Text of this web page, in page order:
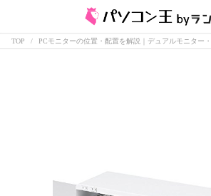
TOP PCモニターの位置・配置を解説｜デュアルモニター